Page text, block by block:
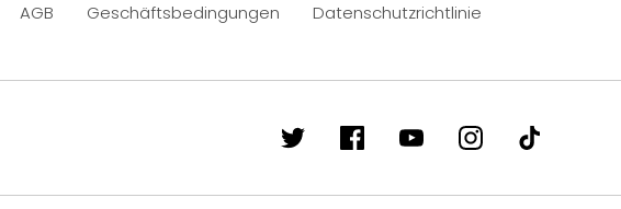
AGB Geschäftsbedingungen Datenschutzrichtlinie